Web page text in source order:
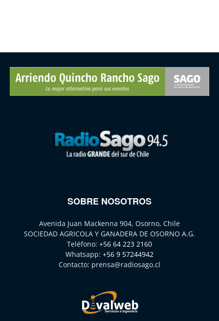
SOBRE NOSOTROS
Avenida Juan Mackenna 904, Osorno, Chile
SOCIEDAD AGRICOLA Y GANADERA DE OSORNO A.G.
Teléfono: +56 64 223 2160
Whatsapp: +56 9 57244942
Contacto: prensa@radiosago.cl